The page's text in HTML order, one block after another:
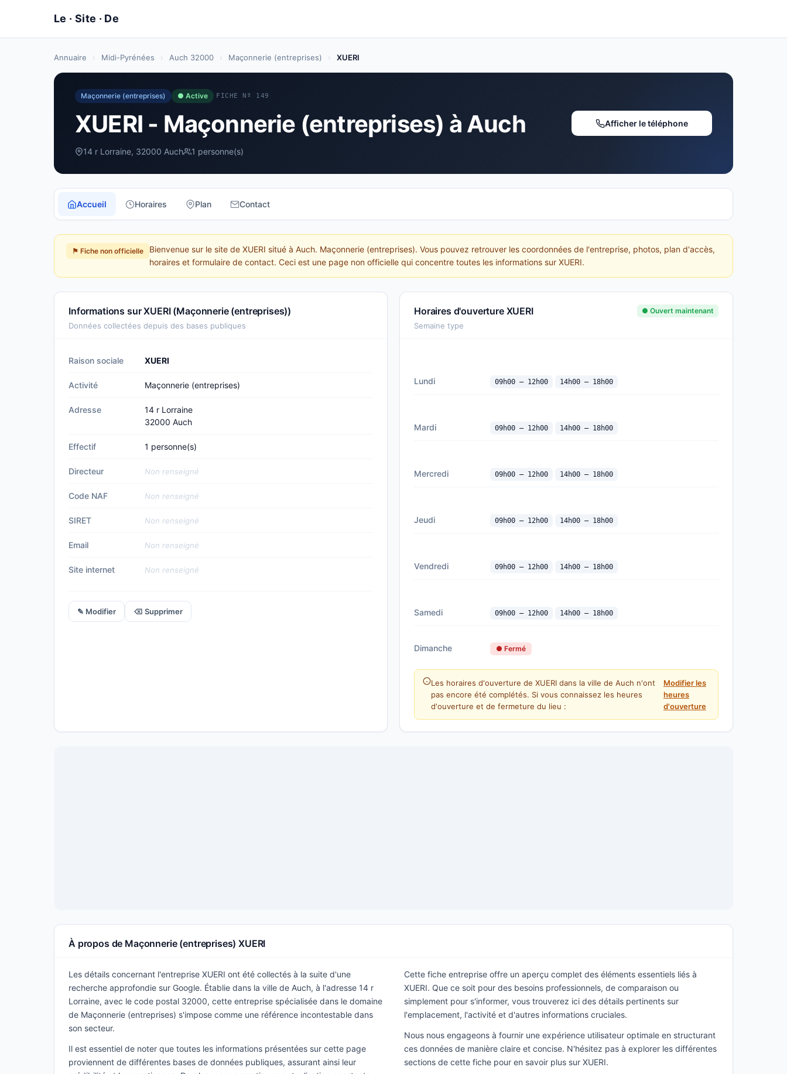
Annuaire › Midi-Pyrénées › Auch 32000 › Maçonnerie (entreprises) › XUERI
Maçonnerie (entreprises) ● Active FICHE Nº 149
XUERI - Maçonnerie (entreprises) à Auch
14 r Lorraine, 32000 Auch 1 personne(s)
Afficher le téléphone
Accueil Horaires Plan Contact
⚑ Fiche non officielle
Bienvenue sur le site de XUERI situé à Auch. Maçonnerie (entreprises). Vous pouvez retrouver les coordonnées de l'entreprise, photos, plan d'accès,
horaires et formulaire de contact. Ceci est une page non officielle qui concentre toutes les informations sur XUERI.
Informations sur XUERI (Maçonnerie (entreprises))
Données collectées depuis des bases publiques
Raison sociale XUERI
Activité Maçonnerie (entreprises)
Adresse
14 r Lorraine
32000 Auch
Effectif 1 personne(s)
Directeur Non renseigné
Code NAF Non renseigné
SIRET Non renseigné
Email Non renseigné
Site internet Non renseigné
✎ Modifier ⌫ Supprimer
Horaires d'ouverture XUERI ● Ouvert maintenant
Semaine type
Lundi 09h00 — 12h00 14h00 — 18h00
Mardi 09h00 — 12h00 14h00 — 18h00
Mercredi 09h00 — 12h00 14h00 — 18h00
Jeudi 09h00 — 12h00 14h00 — 18h00
Vendredi 09h00 — 12h00 14h00 — 18h00
Samedi 09h00 — 12h00 14h00 — 18h00
Dimanche ● Fermé
Les horaires d'ouverture de XUERI dans la ville de Auch n'ont
pas encore été complétés. Si vous connaissez les heures
d'ouverture et de fermeture du lieu :
Modifier les
heures
d'ouverture
À propos de Maçonnerie (entreprises) XUERI
Les détails concernant l'entreprise XUERI ont été collectés à la suite d'une
recherche approfondie sur Google. Établie dans la ville de Auch, à l'adresse 14 r
Lorraine, avec le code postal 32000, cette entreprise spécialisée dans le domaine
de Maçonnerie (entreprises) s'impose comme une référence incontestable dans
son secteur.
Il est essentiel de noter que toutes les informations présentées sur cette page
proviennent de différentes bases de données publiques, assurant ainsi leur
Cette fiche entreprise offre un aperçu complet des éléments essentiels liés à
XUERI. Que ce soit pour des besoins professionnels, de comparaison ou
simplement pour s'informer, vous trouverez ici des détails pertinents sur
l'emplacement, l'activité et d'autres informations cruciales.
Nous nous engageons à fournir une expérience utilisateur optimale en structurant
ces données de manière claire et concise. N'hésitez pas à explorer les différentes
sections de cette fiche pour en savoir plus sur XUERI.